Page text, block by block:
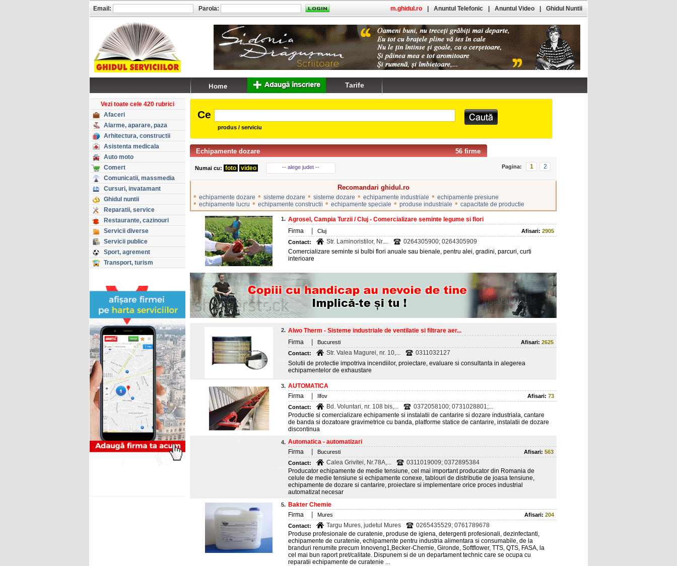
Vezi toate cele 420 rubrici
Afaceri
Alarme, aparare, paza
Arhitectura, constructii
Asistenta medicala
Auto moto
Comert
Comunicatii, massmedia
Cursuri, invatamant
Ghidul nuntii
Reparatii, service
Restaurante, cazinouri
Servicii diverse
Servicii publice
Sport, agrement
Transport, turism
Ce
produs / serviciu
56 firme
Echipamente dozare
Numai cu: foto video -- alege judet -- Pagina: 1 2
Recomandari ghidul.ro
• echipamente dozare • sisteme dozare • sisteme dozare • echipamente industriale • echipamente presiune
• echipamente lucru • echipamente constructii • echipamente speciale • produse industriale • capacitate de productie
1. Agrosel, Campia Turzii / Cluj - Comercializare seminte legume si flori
Firma
Cluj Afisari: 2905
Contact:
Str. Laminoristilor, Nr....
0264305900; 0264305909
Comercializare seminte si bulbi flori anuale sau bienale, pentru alei, gradini, parcuri, curti
interioare
2. Alwo Therm - Sisteme industriale de ventilatie si filtrare aer...
Firma
Bucuresti Afisari: 2625
Contact:
Str. Valea Magurei, nr. 10,...
0311032127
Solutii de protectie impotriva incendiilor, proiectare, evaluare si consultanta in alegerea
echipamentelor de exhaustare
3. AUTOMATICA
Firma
Ilfov Afisari: 73
Contact:
Bd. Voluntari, nr. 108 bis,...
0372058100; 0731028801;...
Productie si comercializare echipamente si instalatii de cantarire si dozare industriala, cantare
de banda si dozatoare gravimetrice cu banda, platforme statice de cantarire, instalatii de dozare
discontinua
4. Automatica - automatizari
Firma
Bucuresti Afisari: 563
Contact:
Calea Grivitei, Nr.78A,...
0311019009; 0372895384
Producator echipamente de medie tensiune, cel mai important producator din Romania de
celule de medie tensiune si echipamente conexe, tablouri de distributie de joasa tensiune,
echipamente de dozare si cantarire, proiectare si implementare orice proces industrial
automatizat necesar
5. Bakter Chemie
Firma
Mures Afisari: 204
Contact:
Targu Mures, judetul Mures
0265435529; 0761789678
Produse profesionale de curatenie, produse de igiena, detergenti profesionali, dezinfectanti,
echipamente de curatenie, echipamente pentru industria alimentara si consumabile, de la
branduri renumite precum Innoveng1,Becker-Chemie, Gironde, Softflower, TTS, QTS, FASA, la
cel mai bun raport pret/calitate. Dispunem si de un departament technic care se ocupa cu
reparatii echipamente de curatenie ...
Email: Parola: m.ghidul.ro Anuntul Telefonic Anuntul Video Ghidul Nuntii
Tarife